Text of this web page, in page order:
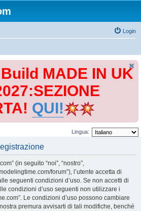
Login
MADE IN UK
QUI!
Lingua:
(in seguito “noi”, “nostro”,
forum”), l’utente accetta di
seguenti condizioni d’uso. Se non accetti di
condizioni d’uso seguenti non utilizzare i
Le condizioni d’uso possono cambiare
premura avvisarti di tali modifiche, benché